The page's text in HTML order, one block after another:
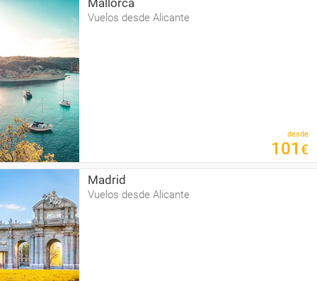
Mallorca
Vuelos desde Alicante
desde
101 €
Madrid
Vuelos desde Alicante